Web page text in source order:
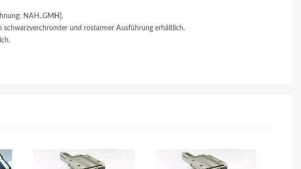
NAH..GM H ].
schwarzverchromter und rostarmer Ausführung erhältlich.